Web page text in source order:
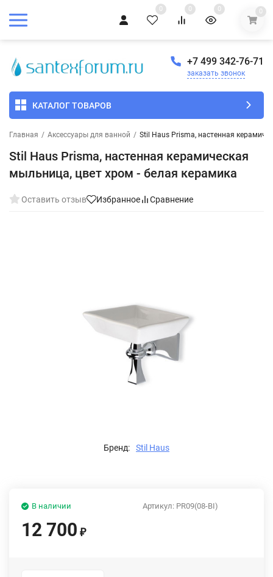
0 0 0 0
+7 499 342-76-71
заказать звонок
КАТАЛОГ ТОВАРОВ
Главная / Аксессуары для ванной / Stil Haus Prisma, настенная
Stil Haus Prisma, настенная керамическая
мыльница, цвет хром - белая керамика
Оставить отзыв Избранное Сравнение
Бренд: Stil Haus
Артикул: PR09(08-BI)
В наличии
12 700 ₽